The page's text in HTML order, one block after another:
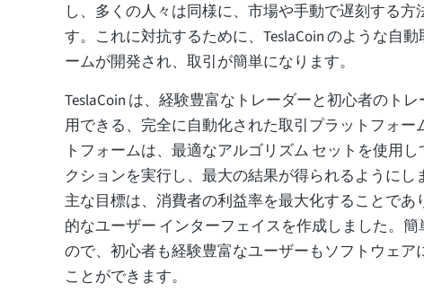
し、多くの人々は同様に、市場や手動で遅刻する方
す。これに対抗するために、TeslaCoin のような自
ームが開発され、取引が簡単になります。
TeslaCoin は、経験豊富なトレーダーと初心者のト
用できる、完全に自動化された取引プラットフォー
トフォームは、最適なアルゴリズム セットを使用
クションを実行し、最大の結果が得られるようにし
主な目標は、消費者の利益率を最大化することであ
的なユーザー インターフェイスを作成しました。
ので、初心者も経験豊富なユーザーもソフトウェア
ことができます。